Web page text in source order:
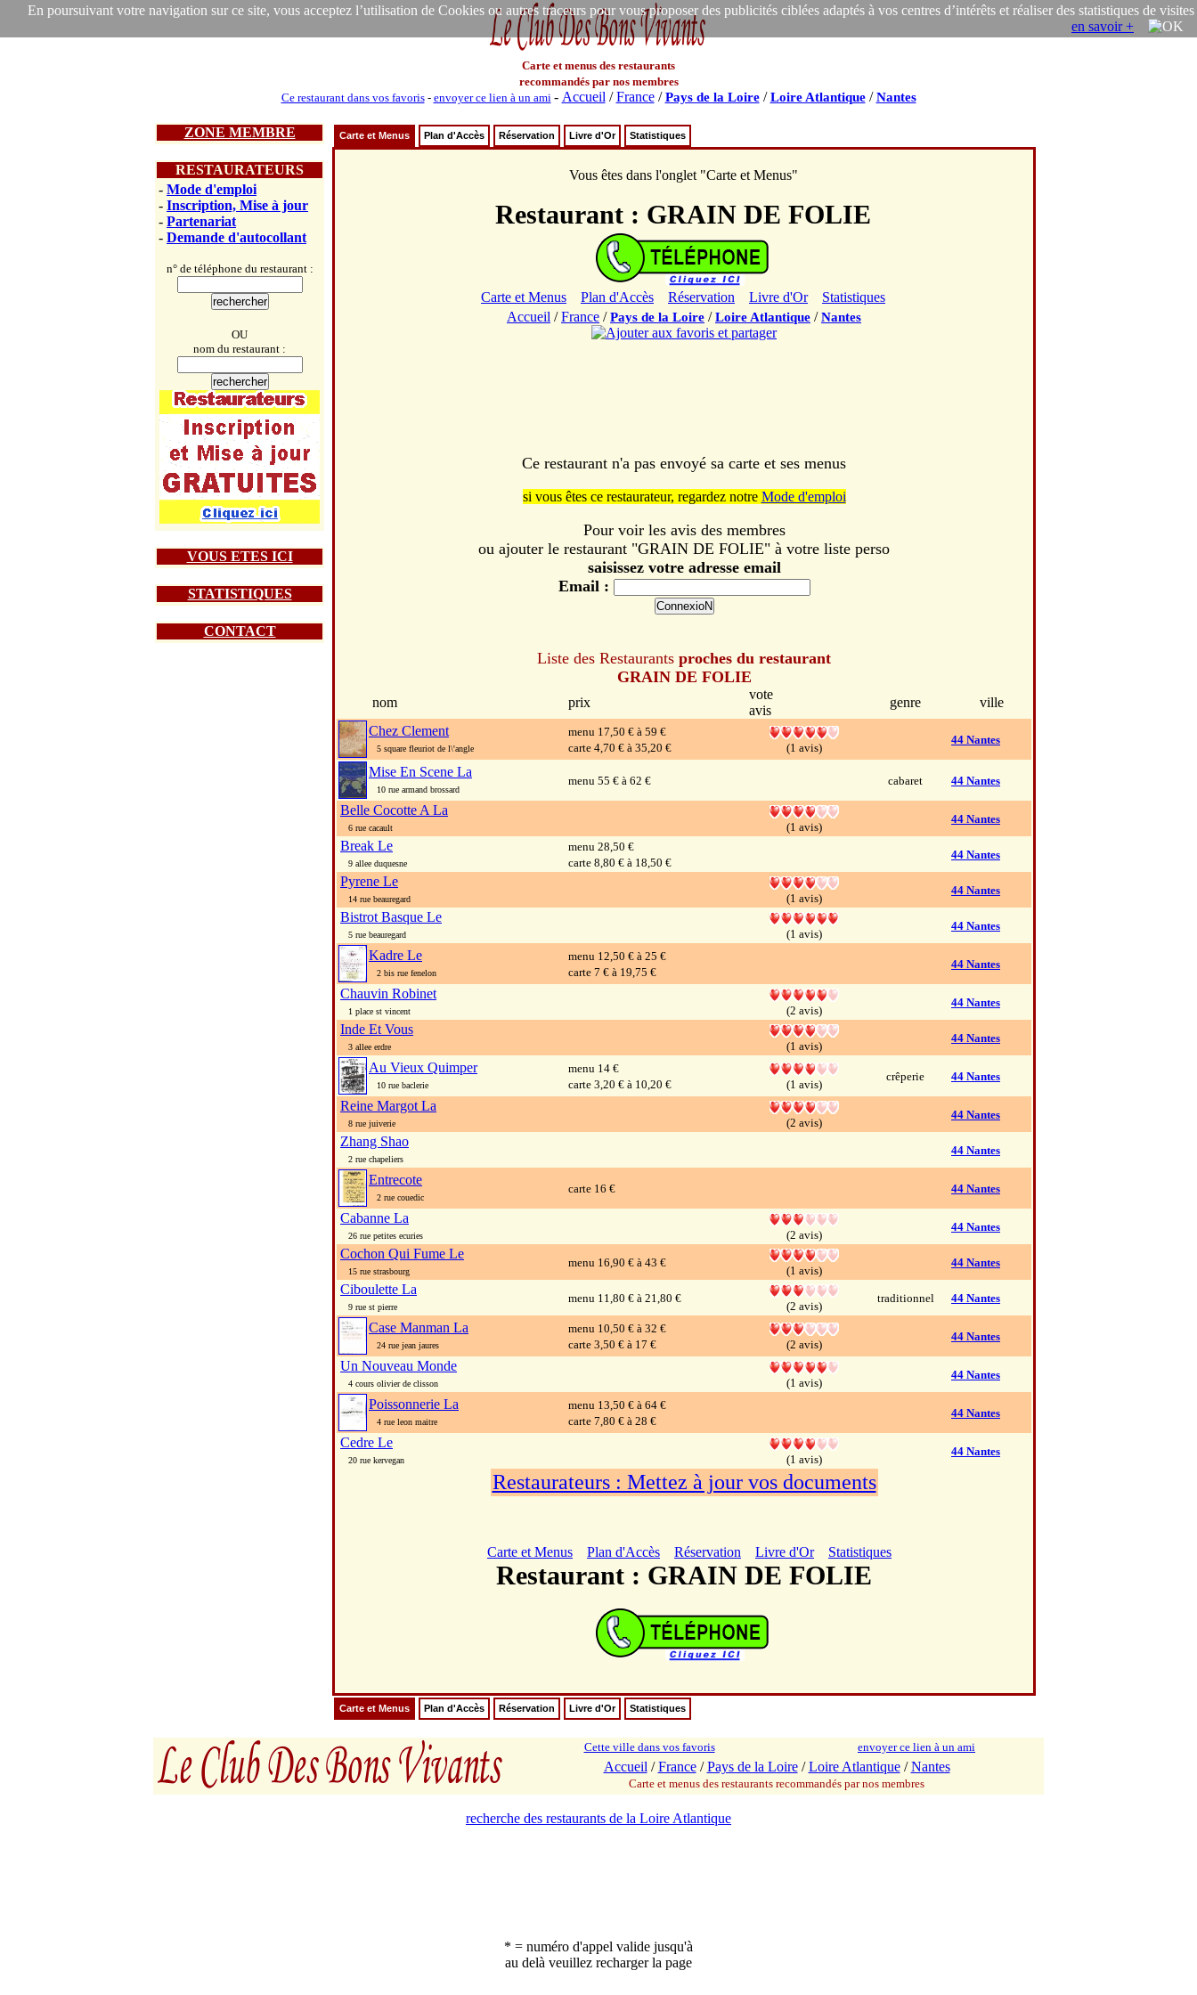
En poursuivant votre navigation sur ce site, vous acceptez l’utilisation de Cookies ou autres traceurs pour vous proposer des publicités ciblées adaptés à vos centres d’intérêts et réaliser des statistiques de visites
en savoir +
Carte et menus des restaurants
recommandés par nos membres
Ce restaurant dans vos favoris- envoyer ce lien à un ami - Accueil /France/Pays de la Loire/Loire Atlantique/Nantes
ZONE MEMBRE
RESTAURATEURS
- Mode d'emploi
- Inscription, Mise à jour
- Partenariat
- Demande d'autocollant
n° de téléphone du restaurant :
OU
nom du restaurant :
VOUS ETES ICI
STATISTIQUES
CONTACT
Carte et Menus Plan d'Accès Réservation Livre d'Or Statistiques
Vous êtes dans l'onglet "Carte et Menus"
Restaurant : GRAIN DE FOLIE
Carte et Menus Plan d'Accès Réservation Livre d'Or
Statistiques
Accueil /France /Pays de la Loire /Loire Atlantique /Nantes
Ce restaurant n'a pas envoyé sa carte et ses menus
si vous êtes ce restaurateur, regardez notre Mode d'emploi
Pour voir les avis des membres
ou ajouter le restaurant "GRAIN DE FOLIE" à votre liste perso
saisissez votre adresse email
Email :
Liste des Restaurants proches du restaurant
GRAIN DE FOLIE
nom prix
vote
avis
genre
ville
Chez Clement
5 square fleuriot de l\'angle
menu 17,50 € à 59 €
carte 4,70 € à 35,20 €
(1 avis)
44 Nantes
Mise En Scene La
10 rue armand brossard
menu 55 € à 62 € cabaret 44 Nantes
Belle Cocotte A La
6 rue cacault (1 avis)
44 Nantes
Break Le
9 allee duquesne
menu 28,50 €
carte 8,80 € à 18,50 €
44 Nantes
Pyrene Le
14 rue beauregard (1 avis)
44 Nantes
Bistrot Basque Le
5 rue beauregard (1 avis)
44 Nantes
Kadre Le
2 bis rue fenelon
menu 12,50 € à 25 €
carte 7 € à 19,75 €
44 Nantes
Chauvin Robinet
1 place st vincent (2 avis)
44 Nantes
Inde Et Vous
3 allee erdre (1 avis)
44 Nantes
Au Vieux Quimper
10 rue baclerie
menu 14 €
carte 3,20 € à 10,20 €
(1 avis)
crêperie 44 Nantes
Reine Margot La
8 rue juiverie (2 avis)
44 Nantes
Zhang Shao
2 rue chapeliers
44 Nantes
Entrecote
2 rue couedic
carte 16 € 44 Nantes
Cabanne La
26 rue petites ecuries (2 avis)
44 Nantes
Cochon Qui Fume Le
15 rue strasbourg
menu 16,90 € à 43 €
(1 avis)
44 Nantes
Ciboulette La
9 rue st pierre
menu 11,80 € à 21,80 €
(2 avis)
traditionnel 44 Nantes
Case Manman La
24 rue jean jaures
menu 10,50 € à 32 €
carte 3,50 € à 17 €
(2 avis)
44 Nantes
Un Nouveau Monde
4 cours olivier de clisson (1 avis)
44 Nantes
Poissonnerie La
4 rue leon maitre
menu 13,50 € à 64 €
carte 7,80 € à 28 €
44 Nantes
Cedre Le
20 rue kervegan (1 avis)
44 Nantes
Restaurateurs : Mettez à jour vos documents
Carte et Menus Plan d'Accès Réservation Livre d'Or Statistiques
Restaurant : GRAIN DE FOLIE
Carte et Menus Plan d'Accès Réservation Livre d'Or Statistiques
Cette ville dans vos favoris envoyer ce lien à un ami
Accueil /France/Pays de la Loire/Loire Atlantique/Nantes
Carte et menus des restaurants recommandés par nos membres
recherche des restaurants de la Loire Atlantique
* = numéro d'appel valide jusqu'à
au delà veuillez recharger la page